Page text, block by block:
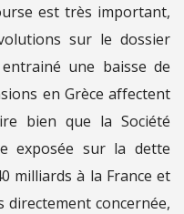
est très important,
sur le dossier
une baisse de
en Grèce affectent
bien que la Société
exposée sur la dette
milliards à la France et
directement concernée,